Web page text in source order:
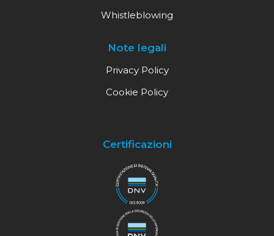
Whistleblowing
Note legali
Privacy Policy
Cookie Policy
Certificazioni